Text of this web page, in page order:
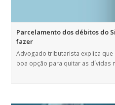
Parcelamento dos débitos do
fazer
Advogado tributarista explica
boa opção para quitar as dívidas